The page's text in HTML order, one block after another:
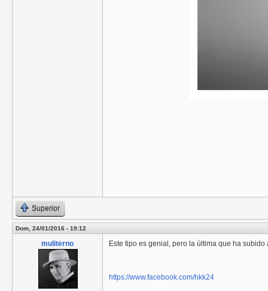
Superior
Dom, 24/01/2016 - 19:12
muliterno Este tipo es genial, pero la última que ha
https://www.facebook.com/hkk24